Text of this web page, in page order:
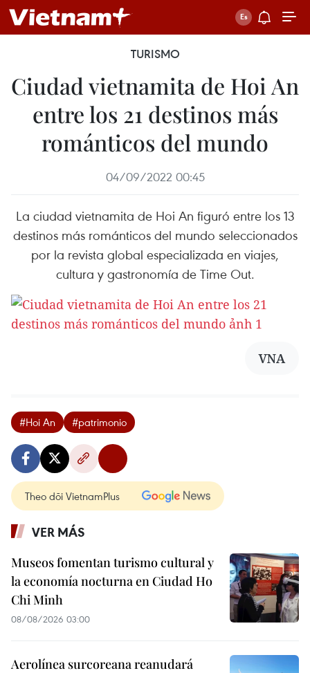
TURISMO
Ciudad vietnamita de Hoi An
entre los 21 destinos más
románticos del mundo
04/09/2022 00:45
La ciudad vietnamita de Hoi An figuró entre los 13
destinos más románticos del mundo seleccionados
por la revista global especializada en viajes,
cultura y gastronomía de Time Out.
VNA
#Hoi An #patrimonio
Theo dõi VietnamPlus
VER MÁS
Museos fomentan turismo cultural y
la economía nocturna en Ciudad Ho
Chi Minh
08/08/2026 03:00
Aerolínea surcoreana reanudará